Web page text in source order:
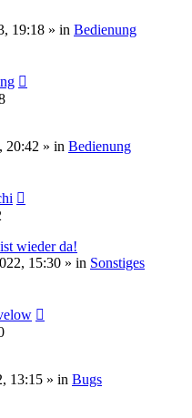
19:18 » in Bedienung
20:42 » in Bedienung
wieder da!
15:30 » in Sonstiges
13:15 » in Bugs